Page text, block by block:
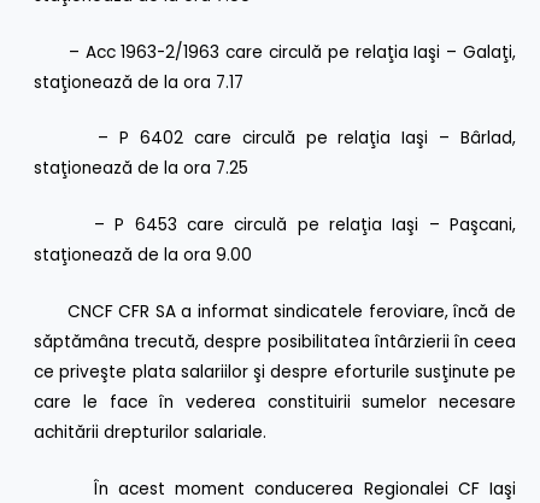
– Acc 1963-2/1963 care circulă pe relaţia Iaşi – Galaţi,
staţionează de la ora 7.17
– P 6402 care circulă pe relaţia Iaşi – Bârlad,
staţionează de la ora 7.25
– P 6453 care circulă pe relaţia Iaşi – Paşcani,
staţionează de la ora 9.00
CNCF CFR SA a informat sindicatele feroviare, încă de
săptămâna trecută, despre posibilitatea întârzierii în ceea
ce priveşte plata salariilor şi despre eforturile susţinute pe
care le face în vederea constituirii sumelor necesare
achitării drepturilor salariale.
În acest moment conducerea Regionalei CF Iaşi